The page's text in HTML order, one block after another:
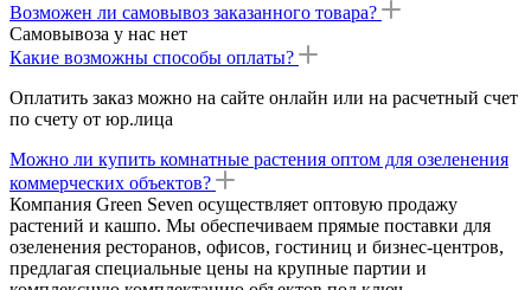
Возможен ли самовывоз заказанного товара?
Самовывоза у нас нет
Какие возможны способы оплаты?
Оплатить заказ можно на сайте онлайн или на расчетный счет
по счету от юр.лица
Можно ли купить комнатные растения оптом для озеленения
коммерческих объектов?
Компания Green Seven осуществляет оптовую продажу
растений и кашпо. Мы обеспечиваем прямые поставки для
озеленения ресторанов, офисов, гостиниц и бизнес-центров,
предлагая специальные цены на крупные партии и